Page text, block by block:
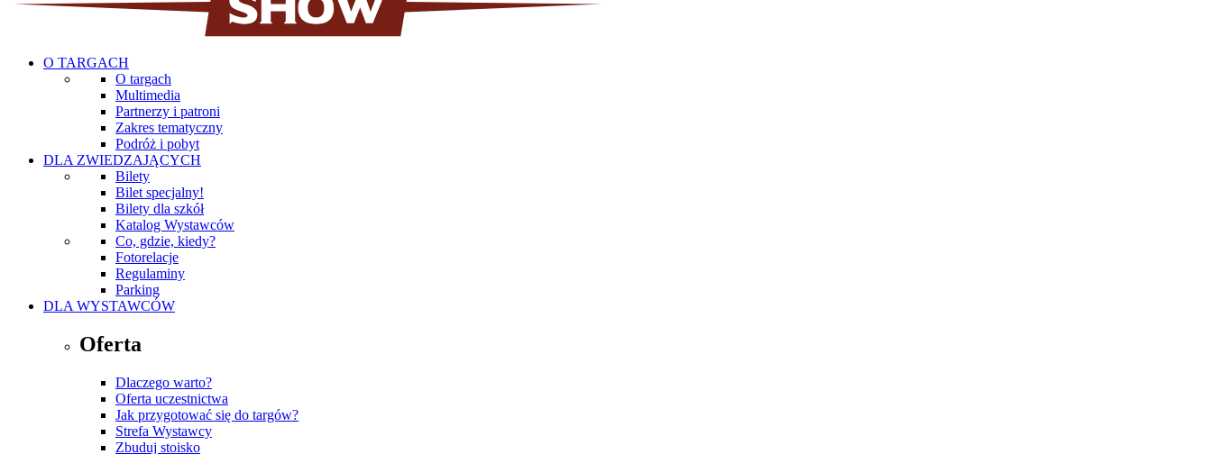
O TARGACH
O targach
Multimedia
Partnerzy i patroni
Zakres tematyczny
Podróż i pobyt
DLA ZWIEDZAJĄCYCH
Bilety
Bilet specjalny!
Bilety dla szkół
Katalog Wystawców
Co, gdzie, kiedy?
Fotorelacje
Regulaminy
Parking
DLA WYSTAWCÓW
Oferta
Dlaczego warto?
Oferta uczestnictwa
Jak przygotować się do targów?
Strefa Wystawcy
Zbuduj stoisko